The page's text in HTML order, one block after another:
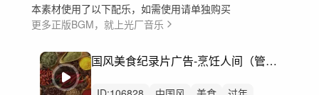
本素材使用了以下配乐，如需使用请单独购买
更多正版BGM，就上光厂音乐
国风美食纪录片广告-烹饪人间（管弦乐、民乐、打击乐）